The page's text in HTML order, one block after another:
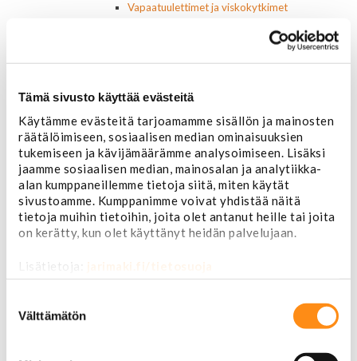
Tämä sivusto käyttää evästeitä
Käytämme evästeitä tarjoamamme sisällön ja mainosten
räätälöimiseen, sosiaalisen median ominaisuuksien
tukemiseen ja kävijämäärämme analysoimiseen. Lisäksi
jaamme sosiaalisen median, mainosalan ja analytiikka-
alan kumppaneillemme tietoja siitä, miten käytät
sivustoamme. Kumppanimme voivat yhdistää näitä
tietoja muihin tietoihin, joita olet antanut heille tai joita
on kerätty, kun olet käyttänyt heidän palvelujaan.
Lisätietoja: jarimaki.fi/tietosuoja
valinta
Välttämätön
Vapaatuulettimet ja viskokytkimet
Raidetangonpäät sisempi
Vakaajan linkit
Polttoaine- ja ilmanottolaitteet
Suodattimet
Öljynsuodattimet
AC Delco
Motocraft
Harvinaiset
Muut öljynsuodattimet